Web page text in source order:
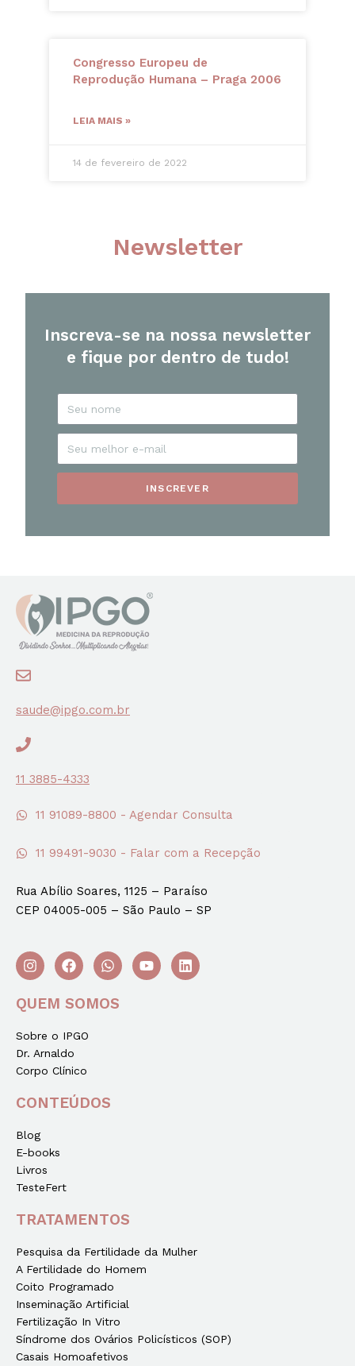
Congresso Europeu de
Reprodução Humana – Praga 2006
LEIA MAIS »
14 de fevereiro de 2022
Newsletter
Inscreva-se na nossa newsletter
e fique por dentro de tudo!
INSCREVER
saude@ipgo.com.br
11 3885-4333
11 91089-8800 - Agendar Consulta
11 99491-9030 - Falar com a Recepção
Rua Abílio Soares, 1125 – Paraíso
CEP 04005-005 – São Paulo – SP
QUEM SOMOS
Sobre o IPGO
Dr. Arnaldo
Corpo Clínico
CONTEÚDOS
Blog
E-books
Livros
TesteFert
TRATAMENTOS
Pesquisa da Fertilidade da Mulher
A Fertilidade do Homem
Coito Programado
Inseminação Artificial
Fertilização In Vitro
Síndrome dos Ovários Policísticos (SOP)
Casais Homoafetivos